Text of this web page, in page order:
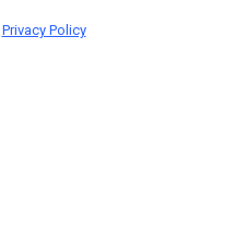
Privacy Policy